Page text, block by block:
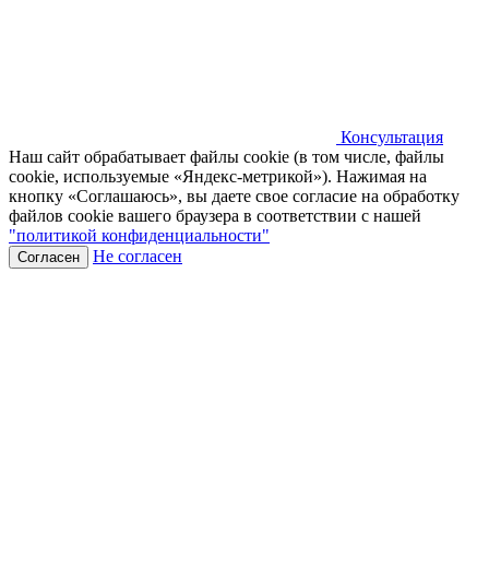
Консультация
Наш сайт обрабатывает файлы cookie (в том числе, файлы
cookie, используемые «Яндекс-метрикой»). Нажимая на
кнопку «Соглашаюсь», вы даете свое согласие на обработку
файлов cookie вашего браузера в соответствии с нашей
"политикой конфиденциальности"
Согласен Не согласен